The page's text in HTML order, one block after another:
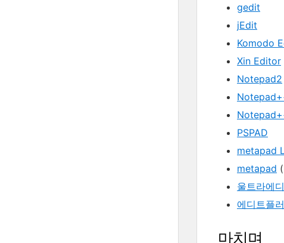
gedit
jEdit
Komodo
Xin Editor
Notepad2
PSPAD
metapad
metapad
울트라에
에디트플
마치며